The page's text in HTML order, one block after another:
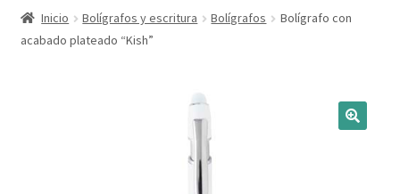
el
Catálogo
hijo
Inicio Bolígrafos y escritura Bolígrafos
Bolígrafo con
acabado plateado “Kish”